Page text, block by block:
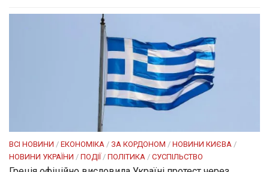
ВСІ НОВИНИ / ЕКОНОМІКА / ЗА КОРДОНОМ / НОВИНИ КИЄВА /
НОВИНИ УКРАЇНИ / ПОДІЇ/ ПОЛІТИКА / СУСПІЛЬСТВО